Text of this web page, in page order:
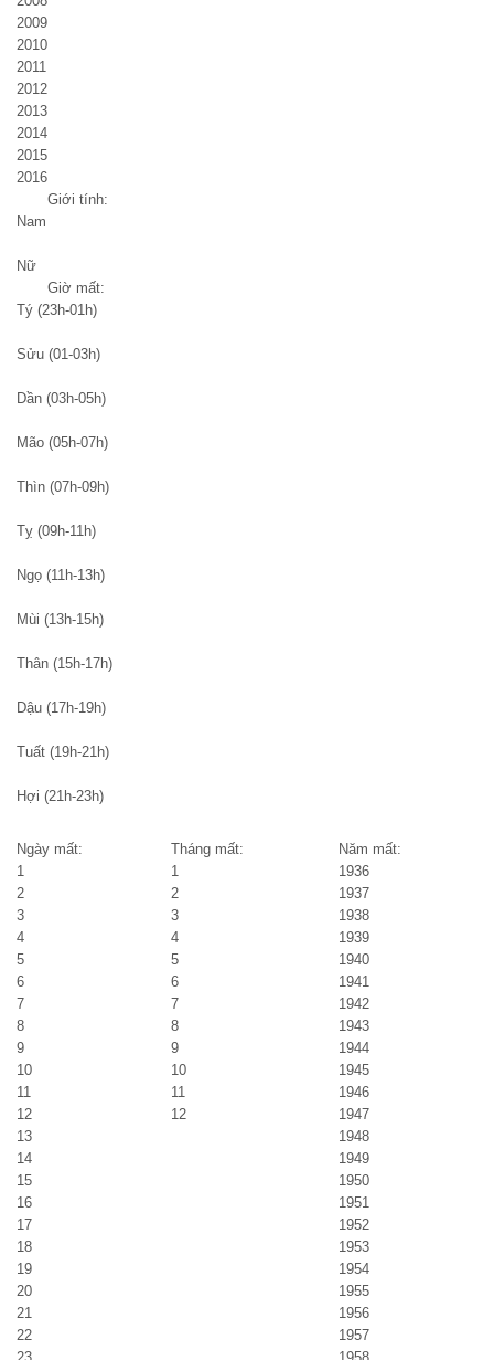
2009
2010
2011
2012
2013
2014
2015
2016
Giới tính:
Nam
Nữ
Giờ mất:
Tý (23h-01h)
Sửu (01-03h)
Dần (03h-05h)
Mão (05h-07h)
Thìn (07h-09h)
Tỵ (09h-11h)
Ngọ (11h-13h)
Mùi (13h-15h)
Thân (15h-17h)
Dậu (17h-19h)
Tuất (19h-21h)
Hợi (21h-23h)
Ngày mất:
1
2
3
4
5
6
7
8
9
10
11
12
13
14
15
16
17
18
19
20
21
22
23
Tháng mất:
1
2
3
4
5
6
7
8
9
10
11
12
Năm mất:
1936
1937
1938
1939
1940
1941
1942
1943
1944
1945
1946
1947
1948
1949
1950
1951
1952
1953
1954
1955
1956
1957
1958